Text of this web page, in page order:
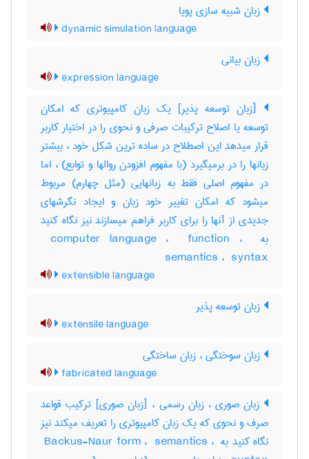
زبان شبیه سازی پویا
dynamic simulation language
زبان بیانی
expression language
[زبان توسعه پذیر] یک زبان کامپیوتری که امکان
توسعه یا اصلاح ترکیبات صرفی و نحوی را در اختیار کاربر
قرار میدهد این اصطلاح در ساده ترین شکل خود ، بیشتر
زبانها را در برمیگیرد (با مفهوم افزودن روالها و توابع) ، اما
در مفهوم اصلی فقط به زبانهایی (مثل چهارم) مربوط
میشود که امکان تغییر خود زبان و ایجاد نگرشهای
جدیدی از آنها را برای کاربر فراهم میسازند نیز نگاه کنید
به ‎ computer language ، ‎ function ، ‎
semantics ، ‎ syntax
extensible language
زبان توسعه پذیر
extensile language
زبان سوختگی ، زبان ساختگی
fabricated language
زبان صوری ، زبان رسمی ، [زبان صوری] ترکیب قواعد
صرف و نحوی که یک زبان کامپیوتری را تعریف میکند نیز
نگاه کنید به ‎ Backus-Naur form ، ‎ semantics ، ‎